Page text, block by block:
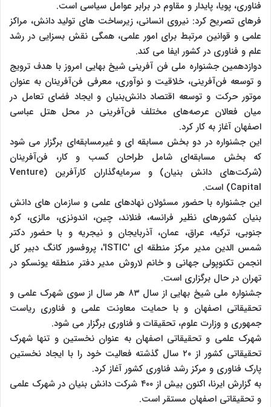
فناوری، پویا، پایدار و مقاوم در برابر عوامل سیاسی است.
فرهای تصریح کرد: نیروی انسانی، زیرساخت های تولید دانش، مراکز
علمی و قوانین مرتبط برای امور علمی، همگی نقش بسزایی در رشد
علم و فناوری در کشور ایفا می کند.
دوازدهمین جشنواره ملی فن آفرینی شیخ بهایی امروز با هدف ترویج
و توسعه فن‌آفرینی، خلاقیت و نوآوری، معرفی فن‌آفرینان به عنوان
موتور حرکت و توسعه اقتصاد دانش‌بنیان و ایجاد فضای تعامل در
میان فعالان عرصه‌های مختلف فن‌آفرینی در محل هتل عباسی
اصفهان آغاز به کار کرد.
این جشنواره در دو بخش مسابقه ای و غیرمسابقه‌ای برگزار می شود
که بخش مسابقه‌ای شامل طراحان کسب و کار، فن‌آفرینان
(شرکت‌های دانش بنیان) و سرمایه‌گذاران کارآفرین (Venture
Capital) است.
این جشنواره با حضور مسئولان نهادهای علمی و سازمان های دانش
بنیان کشورهای نظیر فرانسه، فنلاند، چین، اندونزی، مالزی، کره
جنوبی، ترکیه، عراق، عمان، آذربایجان و نیجریه و با حضور دکتر
شمس الدین مدیر مرکز منطقه ای 'ISTIC'، پروفسور کانگ دبیر کل
انجمن تکنوپولی جهانی و خانم لاروش مدیر دفتر منطقه یونسکو در
تهران در حال برگزاری است.
جشنواره ملی شیخ بهایی از سال ۸۳ هر سال از سوی شهرک علمی و
تحقیقاتی اصفهان و با حمایت معاونت علمی و فناوری ریاست
جمهوری و وزارت علوم، تحقیقات و فناوری برگزار می شود.
شهرک علمی و تحقیقاتی اصفهان به عنوان نخستین و تنها شهرک
تحقیقاتی کشور از ۲۰ سال گذشته فعالیت خود را با ایجاد نخستین
پارک فناوری و مرکز رشد فناوری کشور آغاز کرد.
به گزارش ایرنا، اکنون بیش از ۴۰۰ شرکت دانش بنیان در شهرک علمی
و تحقیقاتی اصفهان مستقر است.